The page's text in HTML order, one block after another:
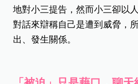
地對小三提告，然而小三卻以
對話來辯稱自己是遭到威脅，
出、發生關係。